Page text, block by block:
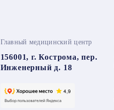
Главный медицинский центр
156001, г. Кострома, пер.
Инженерный д. 18